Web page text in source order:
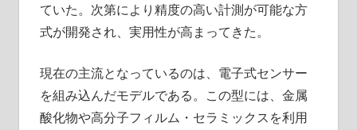
ていた。次第により精度の高い計測が可能な方
式が開発され、実用性が高まってきた。
現在の主流となっているのは、電子式センサー
を組み込んだモデルである。この型には、金属
酸化物や高分子フィルム・セラミックスを利用